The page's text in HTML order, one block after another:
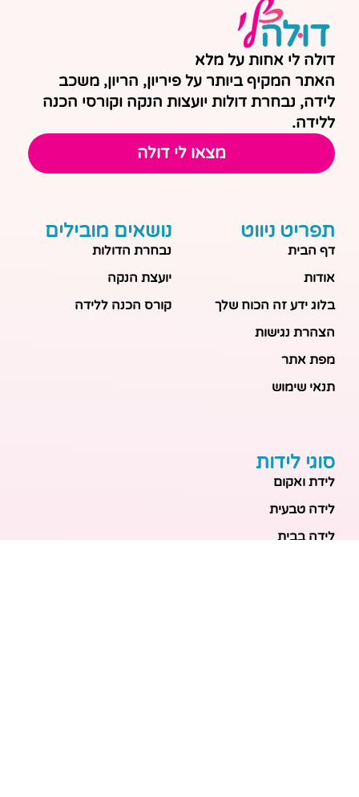
דולה לי אחות על מלא
האתר המקיף ביותר על פיריון, הריון, משכב
לידה, נבחרת דולות יועצות הנקה וקורסי הכנה
ללידה.
מצאו לי דולה
תפריט ניווט
דף הבית
אודות
בלוג ידע זה הכוח שלך
הצהרת נגישות
מפת אתר
תנאי שימוש
נושאים מובילים
נבחרת הדולות
יועצת הנקה
קורס הכנה ללידה
סוגי לידות
לידת ואקום
לידה טבעית
לידה בבית